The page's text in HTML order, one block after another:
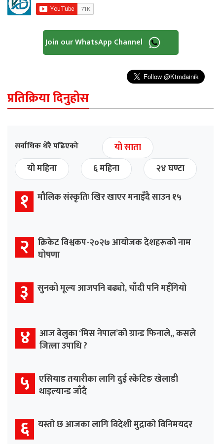
Join our WhatsApp Channel
प्रतिक्रिया दिनुहोस
सर्वाधिक धेरै पढिएको
यो साता
यो महिना
६ महिना २४ घण्टा
१ मौलिक संस्कृतिः खिर खाएर मनाइँदै साउन १५
२ क्रिकेट विश्वकप-२०२७ आयोजक देशहरूको नाम
घोषणा
३ सुनको मूल्य आजपनि बढ्यो, चाँदी पनि महँगियो
४ आज बेलुका ‘मिस नेपाल’को ग्रान्ड फिनाले,, कसले
जित्ला उपाधि ?
५ एसियाड तयारीका लागि दुई स्केटिङ खेलाडी
थाइल्यान्ड जाँदै
६ यस्तो छ आजका लागि विदेशी मुद्राको विनिमयदर